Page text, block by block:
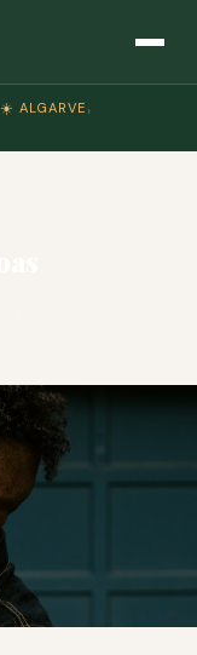
☀️ ALGARVE ›